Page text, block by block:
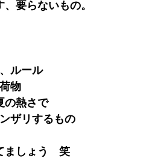
要らないもの。
ルール
荷物
の熱さで
ザリするもの
ましょう　笑